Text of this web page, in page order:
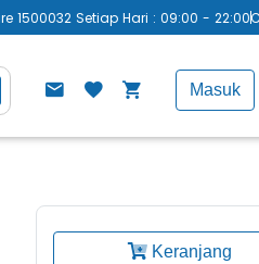
1500032 Setiap Hari : 09:00 - 22:00
Masuk
Keranjang